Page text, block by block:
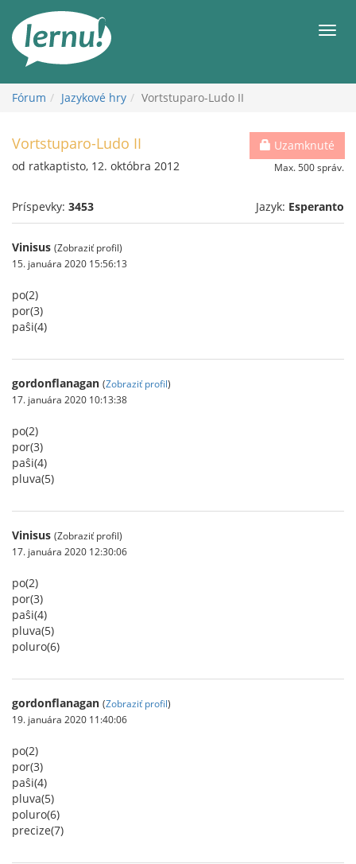
obsah
Fórum Jazykové hry Vortstuparo-Ludo II
Uzamknuté
Max. 500 správ.
Vortstuparo-Ludo II
od ratkaptisto, 12. októbra 2012
Príspevky: 3453 Jazyk: Esperanto
Vinisus (Zobraziť profil)
15. januára 2020 15:56:13
po(2)
por(3)
paŝi(4)
gordonflanagan (Zobraziť profil)
17. januára 2020 10:13:38
po(2)
por(3)
paŝi(4)
pluva(5)
Vinisus (Zobraziť profil)
17. januára 2020 12:30:06
po(2)
por(3)
paŝi(4)
pluva(5)
poluro(6)
gordonflanagan (Zobraziť profil)
19. januára 2020 11:40:06
po(2)
por(3)
paŝi(4)
pluva(5)
poluro(6)
precize(7)